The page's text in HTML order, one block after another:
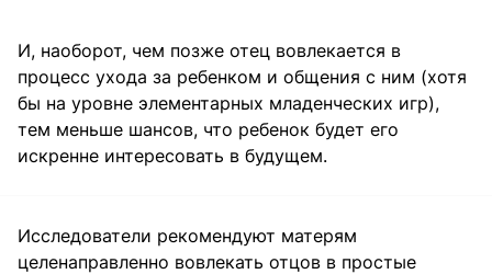
И, наоборот, чем позже отец вовлекается в
процесс ухода за ребенком и общения с ним (хотя
бы на уровне элементарных младенческих игр),
тем меньше шансов, что ребенок будет его
искренне интересовать в будущем.
Исследователи рекомендуют матерям
целенаправленно вовлекать отцов в простые